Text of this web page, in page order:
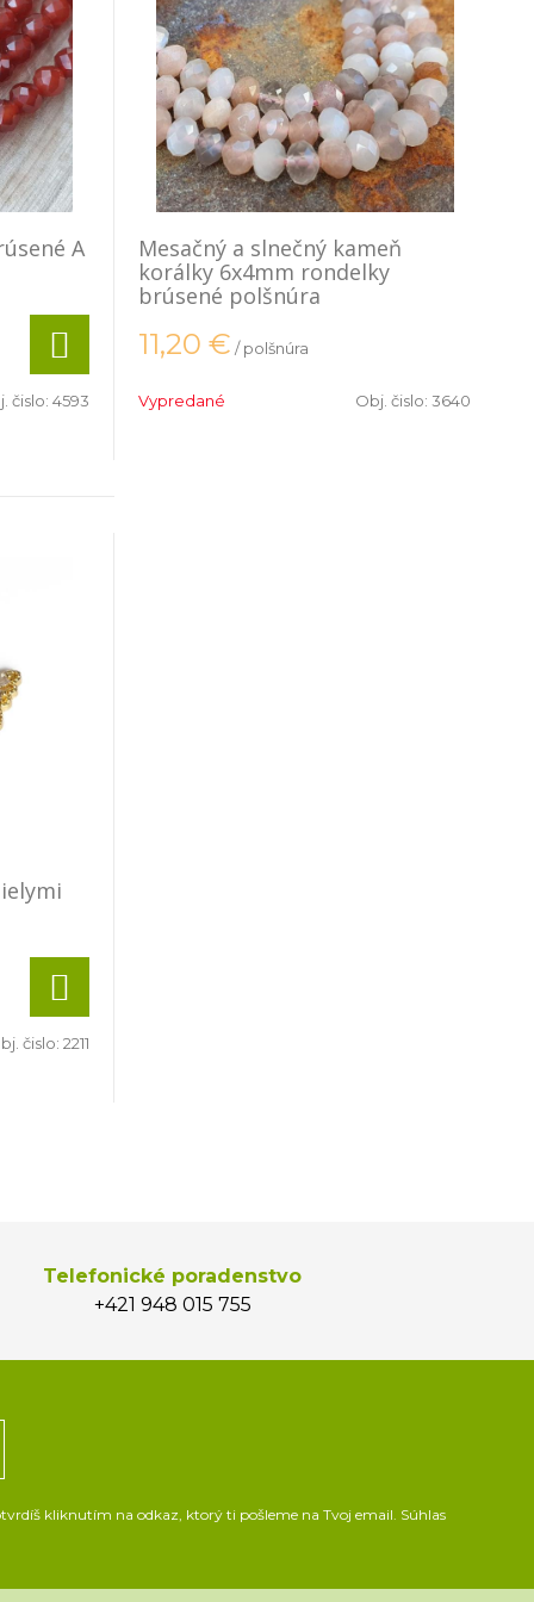
A
čislo: 4593
Mesačný a slnečný kameň
korálky 6x4mm rondelky
brúsené polšnúra
11,20 € / polšnúra
Vypredané Obj. čislo: 3640
čislo: 2211
Telefonické poradenstvo
+421 948 015 755
kliknutím na odkaz, ktorý ti pošleme na Tvoj email. Súhlas